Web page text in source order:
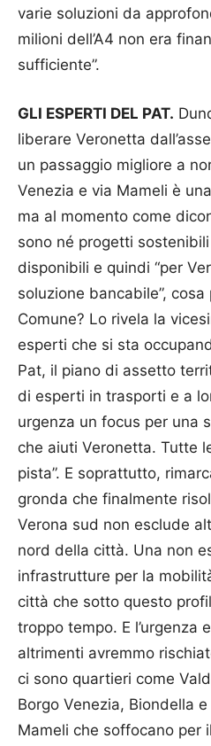
varie soluzioni da
milioni dell’A4 non era
sufficiente”.
GLI ESPERTI DEL PAT.
liberare Veronetta
un passaggio migliore a
Venezia e via Mameli è
ma al momento come
sono né progetti
disponibili e quindi “per
soluzione bancabile”,
Comune? Lo rivela la
esperti che si sta
Pat, il piano di assetto
di esperti in trasporti e a
urgenza un focus per una
che aiuti Veronetta. Tutte
pista”. E soprattutto,
gronda che finalmente
Verona sud non esclude
nord della città. Una non
infrastrutture per la
città che sotto questo
troppo tempo. E l’urgenza
altrimenti avremmo
ci sono quartieri come
Borgo Venezia, Biondella
Mameli che soffocano per